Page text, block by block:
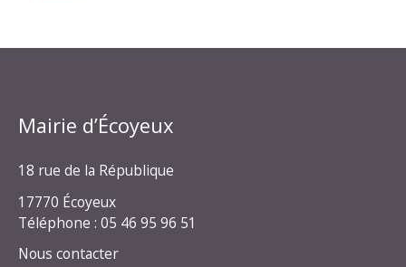
Mairie d’Écoyeux
18 rue de la République
17770 Écoyeux
Téléphone : 05 46 95 96 51
Nous contacter